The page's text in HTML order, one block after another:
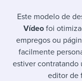
Este modelo de
Vídeo foi
empregos ou
facilmente
estiver contratando
editor de